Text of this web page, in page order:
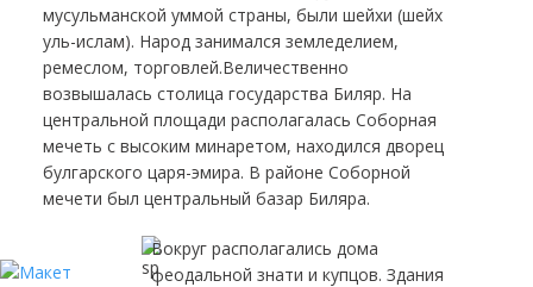
мусульманской уммой страны, были шейхи (шейх
уль-ислам). Народ занимался земледелием,
ремеслом, торговлей.Величественно
возвышалась столица государства Биляр. На
центральной площади располагалась Соборная
мечеть с высоким минаретом, находился дворец
булгарского царя-эмира. В районе Соборной
мечети был центральный базар Биляра.
Вокруг располагались дома
феодальной знати и купцов. Здания